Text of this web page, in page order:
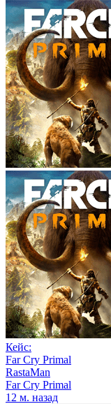
Кейс:
Far Cry Primal
RastaMan
Far Cry Primal
12 м. назад